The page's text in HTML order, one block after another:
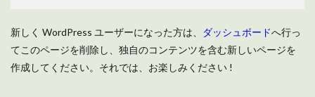
新しく WordPress ユーザーになった方は、 ダッシュボードへ行っ
てこのページを削除し、独自のコンテンツを含む新しいページを
作成してください。それでは、お楽しみください !